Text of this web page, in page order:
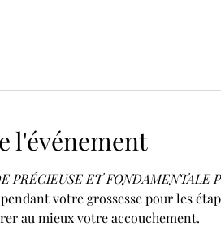
l'événement
PRÉCIEUSE ET FONDAMENTALE
votre grossesse pour les
au mieux votre accouchement.